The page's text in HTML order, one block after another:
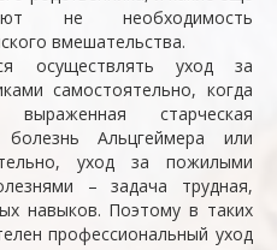
не необходимость
вмешательства.
осуществлять уход за
самостоятельно, когда
старческая
Альцгеймера или
уход за пожилыми
– задача трудная,
навыков. Поэтому в таких
профессиональный уход